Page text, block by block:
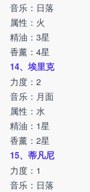
音乐：日落
属性：火
精油：3星
香薰：4星
14、埃里克
力度：2
音乐：月面
属性：水
精油：1星
香薰：2星
15、蒂凡尼
力度：1
音乐：日落